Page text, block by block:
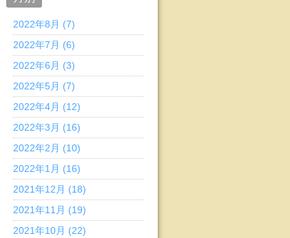
2022年8月 (7)
2022年7月 (6)
2022年6月 (3)
2022年5月 (7)
2022年4月 (12)
2022年3月 (16)
2022年2月 (10)
2022年1月 (16)
2021年12月 (18)
2021年11月 (19)
2021年10月 (22)